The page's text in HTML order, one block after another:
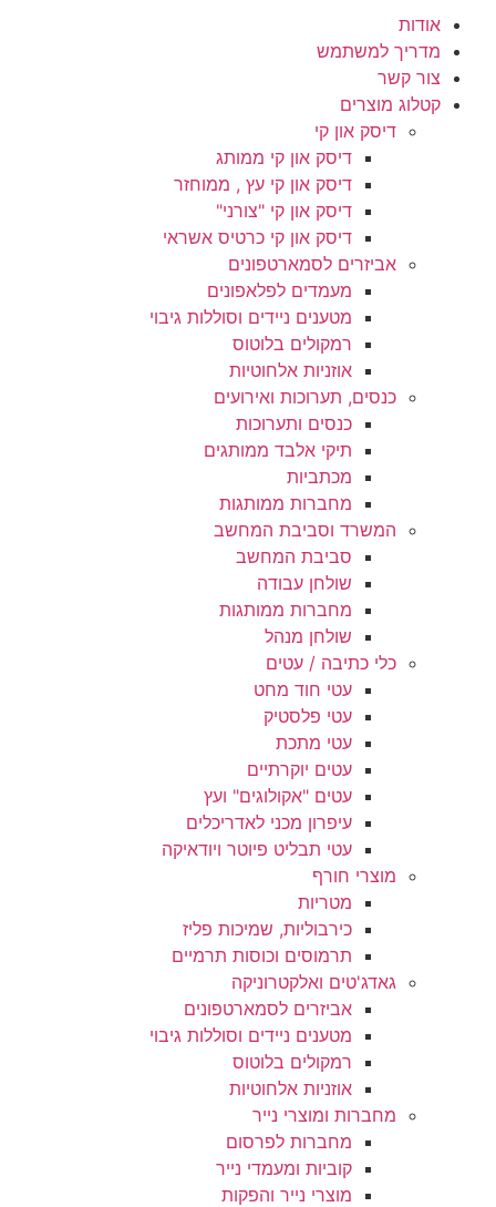
אודות
מדריך למשתמש
צור קשר
קטלוג מוצרים
דיסק און קי
דיסק און קי ממותג
דיסק און קי עץ , ממוחזר
דיסק און קי "צורני"
דיסק און קי כרטיס אשראי
אביזרים לסמארטפונים
מעמדים לפלאפונים
מטענים ניידים וסוללות גיבוי
רמקולים בלוטוס
אוזניות אלחוטיות
כנסים, תערוכות ואירועים
כנסים ותערוכות
תיקי אלבד ממותגים
מכתביות
מחברות ממותגות
המשרד וסביבת המחשב
סביבת המחשב
שולחן עבודה
מחברות ממותגות
שולחן מנהל
כלי כתיבה / עטים
עטי חוד מחט
עטי פלסטיק
עטי מתכת
עטים יוקרתיים
עטים "אקולוגים" ועץ
עיפרון מכני לאדריכלים
עטי תבליט פיוטר ויודאיקה
מוצרי חורף
מטריות
כירבוליות, שמיכות פליז
תרמוסים וכוסות תרמיים
גאדג'טים ואלקטרוניקה
אביזרים לסמארטפונים
מטענים ניידים וסוללות גיבוי
רמקולים בלוטוס
אוזניות אלחוטיות
מחברות ומוצרי נייר
מחברות לפרסום
קוביות ומעמדי נייר
מוצרי נייר והפקות